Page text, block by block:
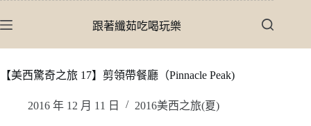
至
內
跟著纖茹吃喝玩樂
【美西驚奇之旅 17】剪領帶餐廳（Pinnacle Peak)
2016 年 12 月 11 日 2016美西之旅(夏)